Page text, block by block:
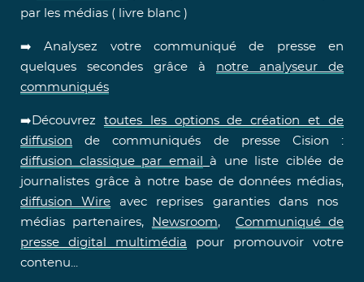
par les médias ( livre blanc )
➡️ Analysez votre communiqué de presse en
quelques secondes grâce à notre analyseur de
communiqués
➡️Découvrez toutes les options de création et de
diffusion de communiqués de presse Cision :
diffusion classique par email
à une liste ciblée de
journalistes grâce à notre base de données médias,
diffusion Wire avec reprises garanties dans nos
médias partenaires,
Newsroom, Communiqué de
presse digital multimédia pour promouvoir votre
contenu...